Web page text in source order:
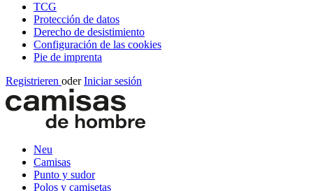
TCG
Protección de datos
Derecho de desistimiento
Configuración de las cookies
Pie de imprenta
Registrieren oder Iniciar sesión
Neu
Camisas
Punto y sudor
Polos y camisetas